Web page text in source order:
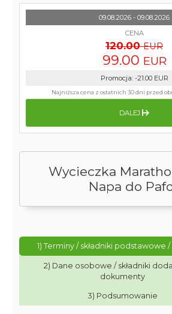
Wycieczka
Napa do
1) Terminy / składniki podstawowe
2) Dane osobowe / składniki
dokumenty
3) Podsumowanie
09.08.2026 - 09.08.2026
CENA
120.00 EUR
99.00 EUR
Promocja: -21.00 EUR
Najniższa cena z ostatnich 30 dni przed
DALEJ